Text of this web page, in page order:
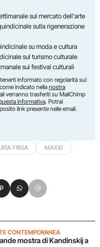
sul mercato dell'arte
sulla rigenerazione
su moda e cultura
sul turismo culturale
sui festival culturali
informato con regolarità sul
indicato nella nostra
verranno trasferiti su MailChimp
informativa. Potrai
link presente nelle email.
FRISA
MAXXI
CONTEMPORANEA
mostra di Kandinskij a
Xsu LinkedIn
su Pinterest
Condividi su WhatsApp
Condividi su Email